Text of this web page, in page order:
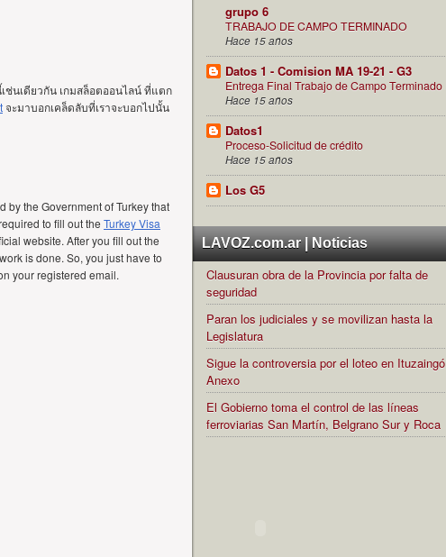
ช่นเดียวกัน เกมสล็อตออนไลน์ ที่แตก
จะมาบอกเคล็ดลับที่เราจะบอกไปนั้น
by the Government of Turkey that
to fill out the Turkey Visa
website. After you fill out the
is done. So, you just have to
your registered email.
grupo 6
TRABAJO DE CAMPO TERMINADO
Hace 15 años
Datos 1 - Comision MA 19-21 - G3
Entrega Final Trabajo de Campo Terminado
Hace 15 años
Datos1
Proceso-Solicitud de crédito
Hace 15 años
Los G5
LAVOZ.com.ar | Noticias
Clausuran obra de la Provincia por falta de
seguridad
Paran los judiciales y se movilizan hasta la
Legislatura
Sigue la controversia por el loteo en Ituzaingó
Anexo
El Gobierno toma el control de las líneas
ferroviarias San Martín, Belgrano Sur y Roca